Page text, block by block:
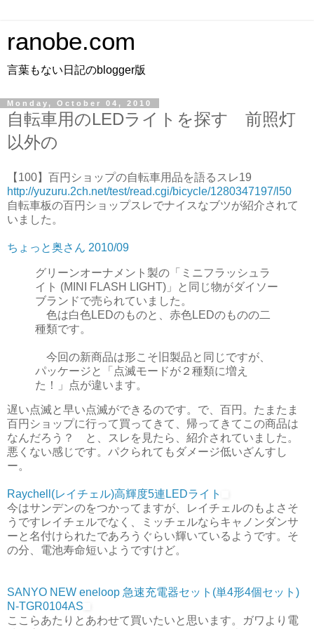
ranobe.com
言葉もない日記のblogger版
Monday, October 04, 2010
自転車用のLEDライトを探す 前照灯
以外の
【100】百円ショップの自転車用品を語るスレ19
http://yuzuru.2ch.net/test/read.cgi/bicycle/1280347197/l50
自転車板の百円ショップスレでナイスなブツが紹介されて
いました。
ちょっと奥さん 2010/09
グリーンオーナメント製の「ミニフラッシュラ
イト (MINI FLASH LIGHT)」と同じ物がダイソー
ブランドで売られていました。
色は白色LEDのものと、赤色LEDのものの二
種類です。
今回の新商品は形こそ旧製品と同じですが、
パッケージと「点滅モードが２種類に増え
た！」点が違います。
遅い点滅と早い点滅ができるのです。で、百円。たまたま
百円ショップに行って買ってきて、帰ってきてこの商品は
なんだろう？ と、スレを見たら、紹介されていました。
悪くない感じです。パクられてもダメージ低いざんすし
ー。
Raychell(レイチェル)高輝度5連LEDライト
今はサンデンのをつかってますが、レイチェルのもよさそ
うですレイチェルでなく、ミッチェルならキャノンダンサ
ーと名付けられたであろうぐらい輝いているようです。そ
の分、電池寿命短いようですけど。
SANYO NEW eneloop 急速充電器セット(単4形4個セット)
N-TGR0104AS
ここらあたりとあわせて買いたいと思います。ガワより電